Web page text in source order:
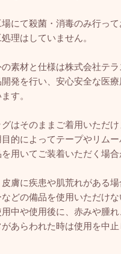
場にて殺菌・消毒のみ行っ
理はしていません。
の素材と仕様は株式会社テ
開発を行い、安心安全な医
す。
グはそのままご着用いただ
的によってテープやリム
用いてご装着いただく場合
皮膚に疾患や肌荒れがある
どの備品を使用いただけな
用中や使用後に、赤みや腫
あらわれた時は使用を中止